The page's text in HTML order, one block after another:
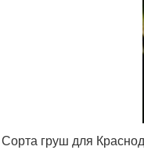
Сорта груш для